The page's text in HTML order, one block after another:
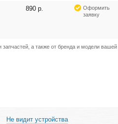
890 р.
Оформить
заявку
запчастей, а также от бренда и модели вашей
Не видит устройства